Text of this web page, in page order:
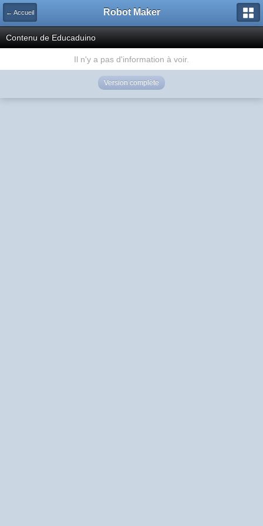
← Accueil Robot Maker
Contenu de Educaduino
Il n'y a pas d'information à voir.
Version complète